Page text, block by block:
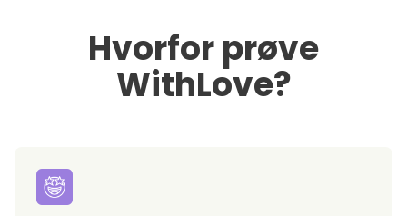
Hvorfor prøve
WithLove?